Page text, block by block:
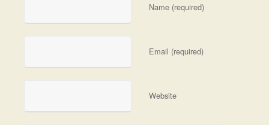
Name (required)
Email (required)
Website